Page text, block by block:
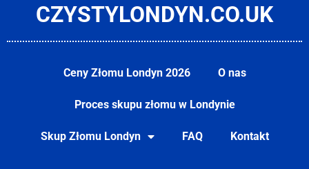
CZYSTYLONDYN.CO.UK
Ceny Złomu Londyn 2026 O nas
Proces skupu złomu w Londynie
Skup Złomu Londyn FAQ Kontakt